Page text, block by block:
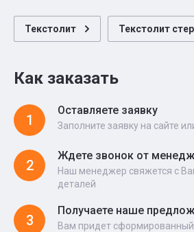
Текстолит Текстолит
Как заказать
1
Оставляете заявку
Заполните заявку на сайте
2
Ждете звонок от
Наш менеджер свяжется с
деталей
3
Получаете наше
Вам придет сформированный